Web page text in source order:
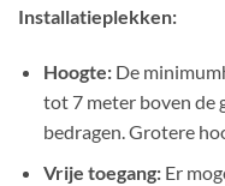
Installatieplekken:
Hoogte:De
tot 7 meter boven de
bedragen. Grotere
Vrije toegang:Er